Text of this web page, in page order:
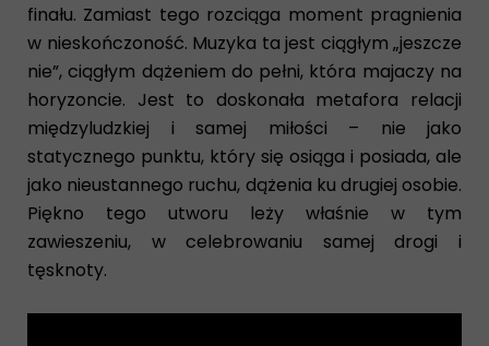
finału. Zamiast tego rozciąga moment pragnienia
w nieskończoność. Muzyka ta jest ciągłym „jeszcze
nie”, ciągłym dążeniem do pełni, która majaczy na
horyzoncie. Jest to doskonała metafora relacji
międzyludzkiej i samej miłości – nie jako
statycznego punktu, który się osiąga i posiada, ale
jako nieustannego ruchu, dążenia ku drugiej osobie.
Piękno tego utworu leży właśnie w tym
zawieszeniu, w celebrowaniu samej drogi i
tęsknoty.